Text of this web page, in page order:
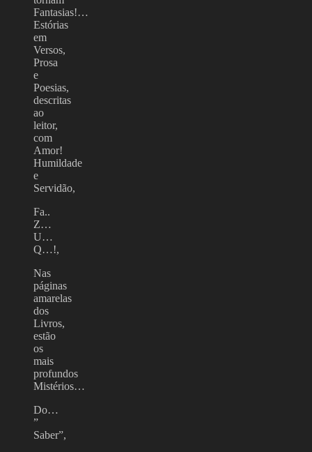
Fantasias!…
Estórias
em
Versos,
Prosa
e
Poesias,
descritas
ao
leitor,
com
Amor!
Humildade
e
Servidão,
Fa..
Z…
U…
Q…!,
Nas
páginas
amarelas
dos
Livros,
estão
os
mais
profundos
Mistérios…
Do…
”
Saber”,